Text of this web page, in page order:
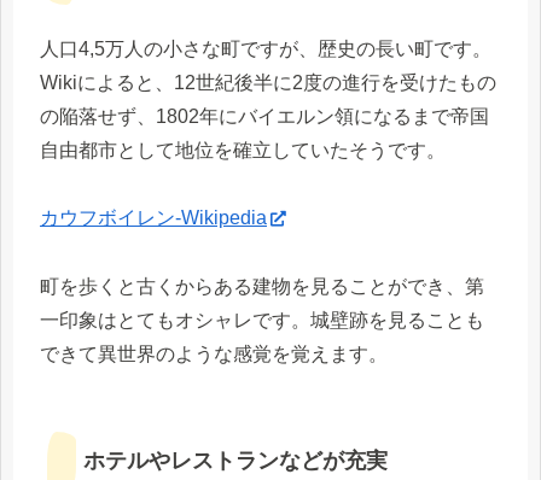
人口4,5万人の小さな町ですが、歴史の長い町です。
Wikiによると、12世紀後半に2度の進行を受けたもの
の陥落せず、1802年にバイエルン領になるまで帝国
自由都市として地位を確立していたそうです。
カウフボイレン-Wikipedia
町を歩くと古くからある建物を見ることができ、第
一印象はとてもオシャレです。城壁跡を見ることも
できて異世界のような感覚を覚えます。
ホテルやレストランなどが充実